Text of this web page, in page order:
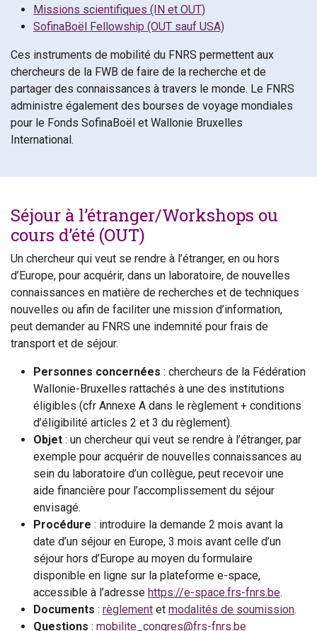
Missions scientifiques (IN et OUT)
SofinaBoël Fellowship (OUT sauf USA)
Ces instruments de mobilité du FNRS permettent aux
chercheurs de la FWB de faire de la recherche et de
partager des connaissances à travers le monde. Le FNRS
administre également des bourses de voyage mondiales
pour le Fonds SofinaBoël et Wallonie Bruxelles
International.
Séjour à l’étranger/Workshops ou
cours d’été (OUT)
Un chercheur qui veut se rendre à l’étranger, en ou hors
d’Europe, pour acquérir, dans un laboratoire, de nouvelles
connaissances en matière de recherches et de techniques
nouvelles ou afin de faciliter une mission d’information,
peut demander au FNRS une indemnité pour frais de
transport et de séjour.
Personnes concernées : chercheurs de la Fédération
Wallonie-Bruxelles rattachés à une des institutions
éligibles (cfr Annexe A dans le règlement + conditions
d’éligibilité articles 2 et 3 du règlement).
Objet : un chercheur qui veut se rendre à l’étranger, par
exemple pour acquérir de nouvelles connaissances au
sein du laboratoire d’un collègue, peut recevoir une
aide financière pour l’accomplissement du séjour
envisagé.
Procédure : introduire la demande 2 mois avant la
date d’un séjour en Europe, 3 mois avant celle d’un
séjour hors d’Europe au moyen du formulaire
disponible en ligne sur la plateforme e-space,
accessible à l’adresse https://e-space.frs-fnrs.be.
Documents : règlement et modalités de soumission.
Questions : mobilite_congres@frs-fnrs.be